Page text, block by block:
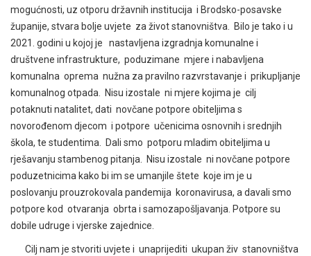
mogućnosti, uz otporu državnih institucija i Brodsko-posavske
županije, stvara bolje uvjete za život stanovništva. Bilo je tako i u
2021. godini u kojoj je nastavljena izgradnja komunalne i
društvene infrastrukture, poduzimane mjere i nabavljena
komunalna oprema nužna za pravilno razvrstavanje i prikupljanje
komunalnog otpada. Nisu izostale ni mjere kojima je cilj
potaknuti natalitet, dati novčane potpore obiteljima s
novorođenom djecom i potpore učenicima osnovnih i srednjih
škola, te studentima. Dali smo potporu mladim obiteljima u
rješavanju stambenog pitanja. Nisu izostale ni novčane potpore
poduzetnicima kako bi im se umanjile štete koje im je u
poslovanju prouzrokovala pandemija koronavirusa, a davali smo
potpore kod otvaranja obrta i samozapošljavanja. Potpore su
dobile udruge i vjerske zajednice.
Cilj nam je stvoriti uvjete i unaprijediti ukupan živ stanovništva